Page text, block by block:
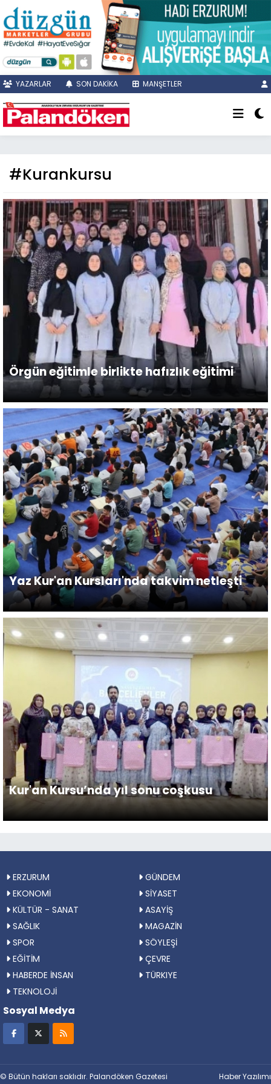
YAZARLAR SON DAKİKA MANŞETLER
#Kurankursu
Örgün eğitimle birlikte hafızlık eğitimi
Yaz Kur'an Kursları'nda takvim netleşti
Kur'an Kursu’nda yıl sonu coşkusu
ERZURUM
GÜNDEM
EKONOMİ
SİYASET
KÜLTÜR - SANAT
ASAYİŞ
SAĞLIK
MAGAZİN
SPOR
SÖYLEŞİ
EĞİTİM
ÇEVRE
HABERDE İNSAN
TÜRKIYE
TEKNOLOJİ
Sosyal Medya
© Bütün hakları saklıdır. Palandöken Gazetesi Haber Yazılımı